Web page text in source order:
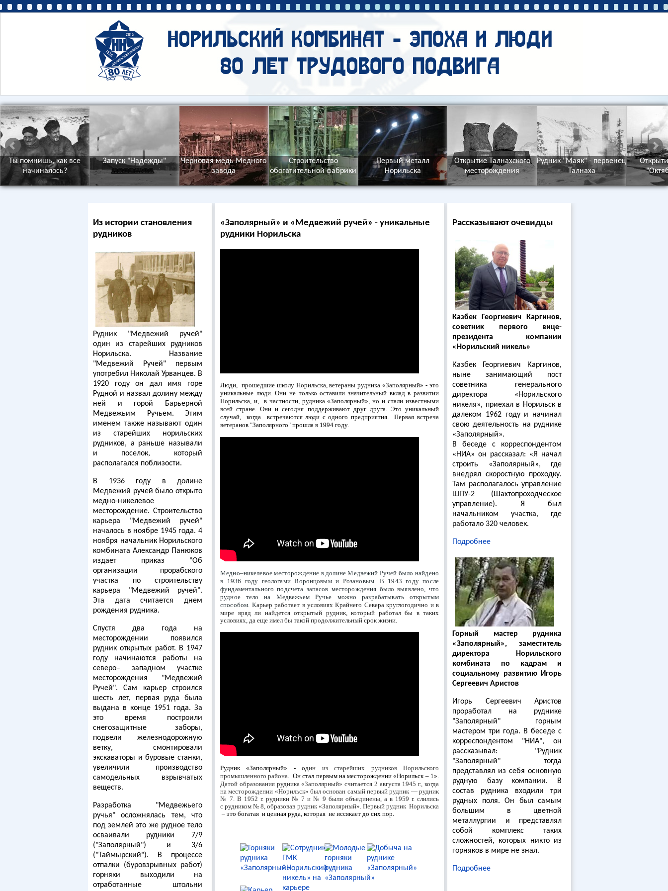
Ты помнишь, как все
начиналось?
Запуск "Надежды"
Черновая медь Медного
завода
Строительство
обогатительной фабрики
Первый металл
Норильска
Открытие Талнахского
месторождения
Рудник "Маяк" - первенец
Талнаха
Из истории становления
рудников
Рудник "Медвежий ручей"
один из старейших рудников
Норильска. Название
"Медвежий Ручей" первым
употребил Николай Урванцев. В
1920 году он дал имя горе
Рудной и назвал долину между
ней и горой Барьерной
Медвежьим Ручьем. Этим
именем также называют один
из старейших норильских
рудников, а раньше называли
и поселок, который
располагался поблизости.
В 1936 году в долине
Медвежий ручей было открыто
медно-никелевое
месторождение. Строительство
карьера "Медвежий ручей"
началось в ноябре 1945 года. 4
ноября начальник Норильского
комбината Александр Панюков
издает приказ "Об
организации прорабского
участка по строительству
карьера "Медвежий ручей".
Эта дата считается днем
рождения рудника.
Спустя два года на
месторождении появился
рудник открытых работ. В 1947
году начинаются работы на
северо– западном участке
месторождения "Медвежий
Ручей". Сам карьер строился
шесть лет, первая руда была
выдана в конце 1951 года. За
это время построили
снегозащитные заборы,
подвели железнодорожную
ветку, смонтировали
экскаваторы и буровые станки,
увеличили производство
самодельных взрывчатых
веществ.
Разработка "Медвежьего
ручья" осложнялась тем, что
под землей это же рудное тело
осваивали рудники 7/9
("Заполярный") и 3/6
("Таймырский"). В процессе
отпалки (буровзрывных работ)
горняки выходили на
отработанные штольни
«Заполярный» и «Медвежий ручей» - уникальные
рудники Норильска
Люди, прошедшие школу Норильска, ветераны рудника «Заполярный» - это
уникальные люди.Они не только оставили значительный вклад в развитии
Норильска, и, в частности, рудника «Заполярный», но и стали известными
всей стране.Они и сегодня поддерживают друг друга. Это уникальный
случай, когда встречаются люди с одного предприятия.Первая встреча
ветеранов "Заполярного" прошла в 1994 году.
Медно–никелевое месторождение в долине Медвежий Ручей было найдено
в 1936 году геологами Воронцовым и Розановым. В 1943 году после
фундаментального подсчета запасов месторождения было выявлено, что
рудное тело на Медвежьем Ручье можно разрабатывать открытым
способом. Карьер работает в условиях Крайнего Севера круглогодично и в
мире вряд ли найдется открытый рудник, который работал бы в таких
условиях, да еще имел бы такой продолжительный срок жизни.
Рудник «Заполярный» - один из старейших рудников Норильского
промышленного района. Он стал первым на месторождении «Норильск – 1».
Датой образования рудника «Заполярный» считается 2 августа 1945 г., когда
на месторождении «Норильск» был основан самый первый рудник — рудник
№ 7. В 1952 г. рудники № 7 и № 9 были объединены, а в 1959 г. слились
с рудником № 8, образовав рудник «Заполярный». Первый рудник Норильска
– это богатая и ценная руда, которая не иссякает до сих пор.
Рассказывают очевидцы
Казбек Георгиевич Каргинов,
советник первого вице-
президента компании
«Норильский никель»
Казбек Георгиевич Каргинов,
ныне занимающий пост
советника генерального
директора «Норильского
никеля», приехал в Норильск в
далеком 1962 году и начинал
свою деятельность на руднике
«Заполярный».
В беседе с корреспондентом
«НИА» он рассказал: «Я начал
строить «Заполярный», где
внедрял скоростную проходку.
Там располагалось управление
ШПУ-2 (Шахтопроходческое
управление). Я был
начальником участка, где
работало 320 человек.
Подробнее
Горный мастер рудника
«Заполярный», заместитель
директора Норильского
комбината по кадрам и
социальному развитию Игорь
Сергеевич Аристов
Игорь Сергеевич Аристов
проработал на руднике
"Заполярный" горным
мастером три года. В беседе с
корреспондентом "НИА", он
рассказывал: "Рудник
"Заполярный" тогда
представлял из себя основную
рудную базу компании. В
состав рудника входили три
рудных поля. Он был самым
большим в цветной
металлургии и представлял
собой комплекс таких
сложностей, которых никто из
горняков в мире не знал.
Подробнее